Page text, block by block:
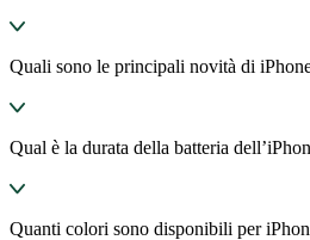
Quali sono le principali novità di
Qual è la durata della batteria
Quanti colori sono disponibili per